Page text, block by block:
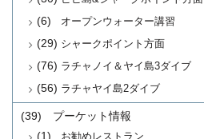
オープンウォーター講習
(6)
シャークポイント方面
(29)
ラチャノイ＆ヤイ島3ダイブ
(76)
ラチャヤイ島2ダイブ
(56)
プーケット情報
(39)
お勧めレストラン
(1)